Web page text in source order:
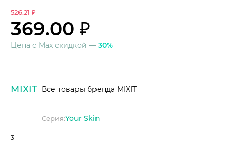
526.21 ₽
369.00 ₽
Цена с Max скидкой — 30%
MIXIT Все товары бренда MIXIT
Серия:Your Skin
3